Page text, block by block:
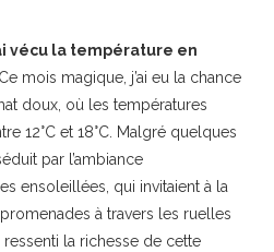
vécu la température en
Ce mois magique, j’ai eu la chance
doux, où les températures
12°C et 18°C. Malgré quelques
par l’ambiance
ensoleillées, qui invitaient à la
à travers les ruelles
ressenti la richesse de cette